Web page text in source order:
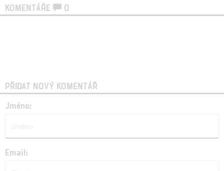
KOMENTÁŘE 0
PŘIDAT NOVÝ KOMENTÁŘ
Jméno:
Email: